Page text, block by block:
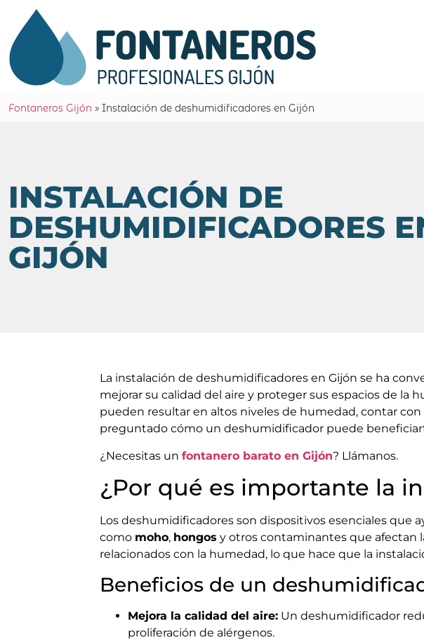
Fontaneros Gijón » Instalación de deshumidificadores en Gijón
INSTALACIÓN DE
DESHUMIDIFICADORES
GIJÓN
La instalación de deshumidificadores en Gijón se ha
mejorar su calidad del aire y proteger sus espacios de la
pueden resultar en altos niveles de humedad, contar
preguntado cómo un deshumidificador puede
¿Necesitas un fontanero barato en Gijón? Llámanos.
¿Por qué es importante la
Los deshumidificadores son dispositivos esenciales que
como moho, hongos y otros contaminantes que afectan
relacionados con la humedad, lo que hace que la
Beneficios de un
Mejora la calidad del aire: Un deshumidificador
proliferación de alérgenos.